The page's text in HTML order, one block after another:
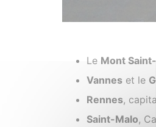
Le Mont
Vannes et le
Rennes,
Saint-Malo,